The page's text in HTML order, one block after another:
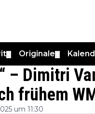
Originale
– Dimitri
frühem
um 11:30